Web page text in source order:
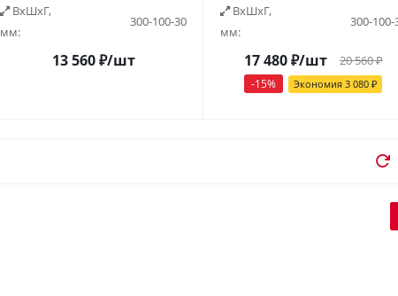
ВxШxГ,
мм:
300-100-30
13 560₽/шт
ВxШxГ,
мм:
300-100-
17 480₽/шт 20 560₽
-15% Экономия 3 080 ₽